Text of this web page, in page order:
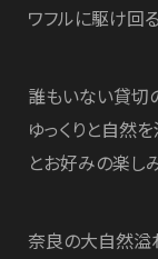
ワフルに駆け回
誰もいない貸切
ゆっくりと自然
とお好みの楽し
奈良の大自然溢